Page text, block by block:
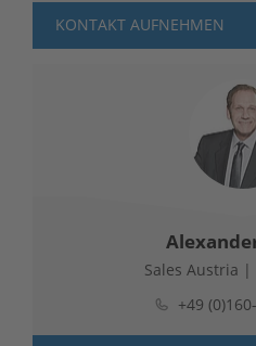
KONTAKT AUFNEHMEN
Sales Austria
+49